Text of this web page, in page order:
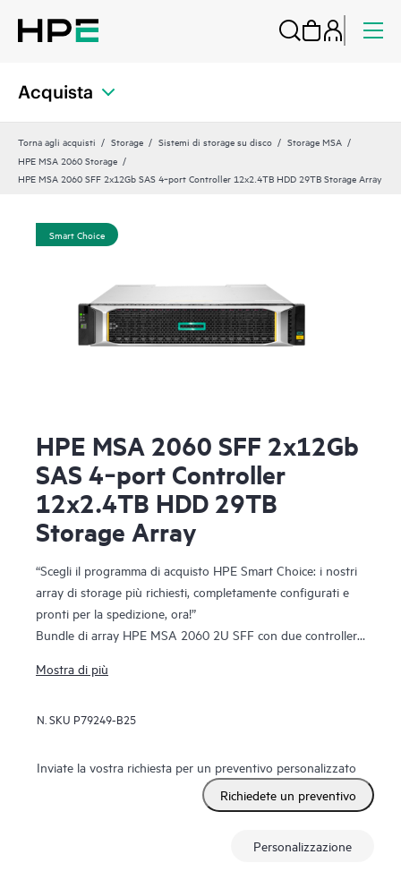
Acquista
Torna agli acquisti Storage Sistemi di storage su disco
Storage MSA
HPE MSA 2060 Storage
HPE MSA 2060 SFF 2x12Gb SAS 4‑port Controller 12x2.4TB HDD 29TB Storage Array
Smart Choice
HPE MSA 2060 SFF 2x12Gb
SAS 4‑port Controller
12x2.4TB HDD 29TB
Storage Array
“Scegli il programma di acquisto HPE Smart Choice: i nostri
array di storage più richiesti, completamente configurati e
pronti per la spedizione, ora!”
Bundle di array HPE MSA 2060 2U SFF con due controller
10K SFF e due alimentatori ridondanti da 580 W
Mostra di più
N. SKU P79249-B25
Inviate la vostra richiesta per un preventivo personalizzato
Richiedete un preventivo
Personalizzazione